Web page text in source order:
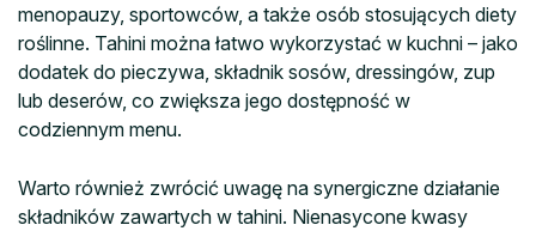
menopauzy, sportowców, a także osób stosujących diety
roślinne. Tahini można łatwo wykorzystać w kuchni – jako
dodatek do pieczywa, składnik sosów, dressingów, zup
lub deserów, co zwiększa jego dostępność w
codziennym menu.
Warto również zwrócić uwagę na synergiczne działanie
składników zawartych w tahini. Nienasycone kwasy